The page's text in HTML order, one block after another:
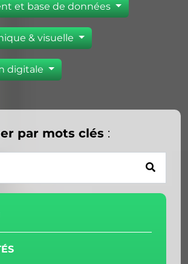
et base de données
& visuelle
digitale
par mots clés :